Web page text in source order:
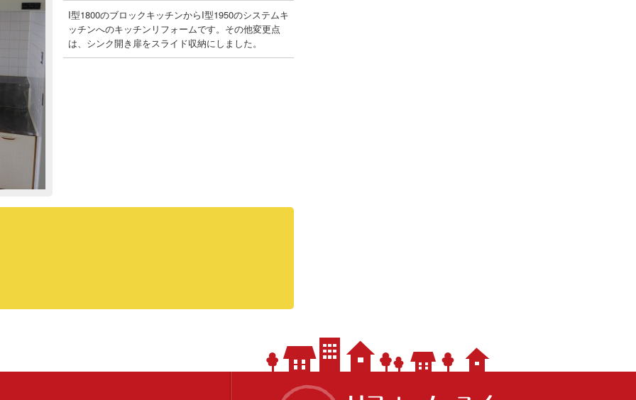
I型1800のブロックキッチンからI型1950のシステムキ
ッチンへのキッチンリフォームです。その他変更点
は、シンク開き扉をスライド収納にしました。